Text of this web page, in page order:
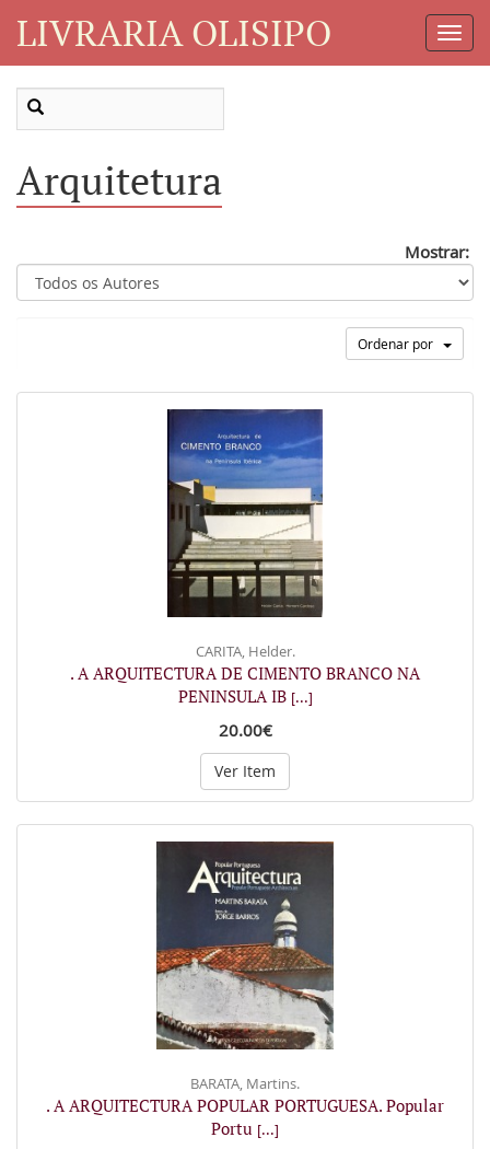
LIVRARIA OLISIPO
Arquitetura
Mostrar:
Ordenar por
CARITA, Helder.
. A ARQUITECTURA DE CIMENTO BRANCO NA
PENINSULA IB [...]
20.00€
Ver Item
BARATA, Martins.
. A ARQUITECTURA POPULAR PORTUGUESA. Popular
Portu [...]